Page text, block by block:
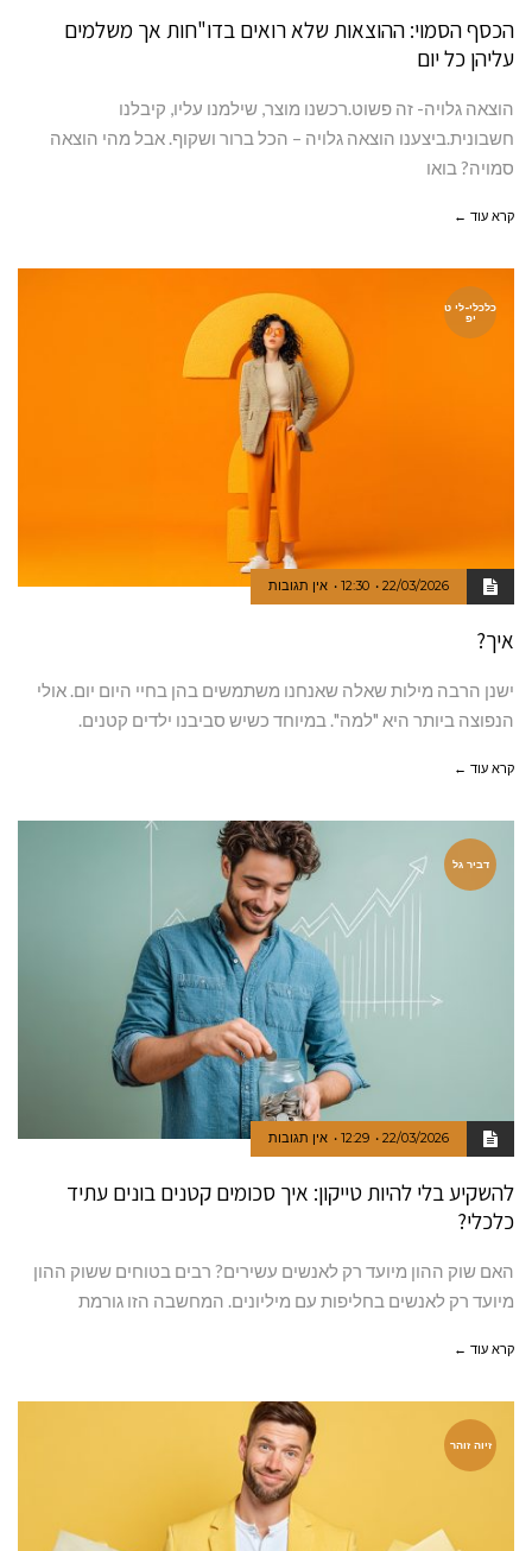
הכסף הסמוי: ההוצאות שלא רואים בדו"חות אך משלמים
עליהן כל יום
הוצאה גלויה- זה פשוט.רכשנו מוצר, שילמנו עליו, קיבלנו
חשבונית.ביצענו הוצאה גלויה – הכל ברור ושקוף. אבל מהי הוצאה
סמויה? בואו
קרא עוד ←
כלכלי-לי ט
יפ
22/03/2026
12:30 אין תגובות
איך?
ישנן הרבה מילות שאלה שאנחנו משתמשים בהן בחיי היום יום. אולי
הנפוצה ביותר היא "למה". במיוחד כשיש סביבנו ילדים קטנים.
קרא עוד ←
דביר גל
22/03/2026
12:29 אין תגובות
להשקיע בלי להיות טייקון: איך סכומים קטנים בונים עתיד
כלכלי?
האם שוק ההון מיועד רק לאנשים עשירים? רבים בטוחים ששוק ההון
מיועד רק לאנשים בחליפות עם מיליונים. המחשבה הזו גורמת
קרא עוד ←
זיוה זוהר